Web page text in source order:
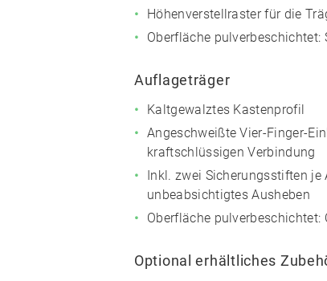
Höhenverstellraster für die
Oberfläche pulverbeschichtet:
Auflageträger
Kaltgewalztes Kastenprofil
Angeschweißte Vier-Finger-
kraftschlüssigen Verbindung
Inkl. zwei Sicherungsstiften je
unbeabsichtigtes Ausheben
Oberfläche pulverbeschichtet:
Optional erhältliches